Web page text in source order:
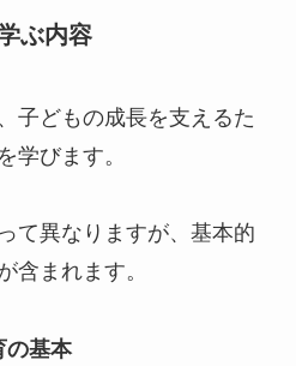
ぶ内容
子どもの成長を支えるた
学びます。
て異なりますが、基本的
含まれます。
の基本